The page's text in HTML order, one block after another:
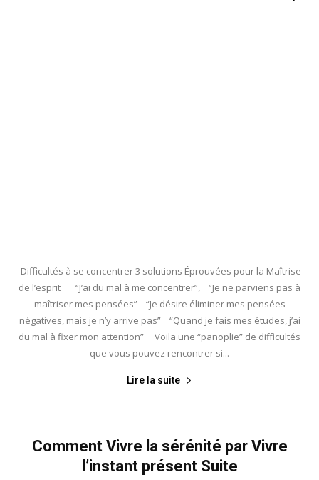
Difficultés à se concentrer 3 solutions Éprouvées pour la Maîtrise
de l’esprit “J’ai du mal à me concentrer”, “Je ne parviens pas à
maîtriser mes pensées” “Je désire éliminer mes pensées
négatives, mais je n’y arrive pas” “Quand je fais mes études, j’ai
du mal à fixer mon attention” Voila une “panoplie” de difficultés
que vous pouvez rencontrer si...
Lire la suite
Comment Vivre la sérénité par Vivre
l’instant présent Suite